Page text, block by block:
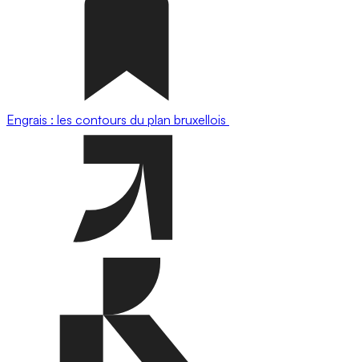
Engrais : les contours du plan bruxellois